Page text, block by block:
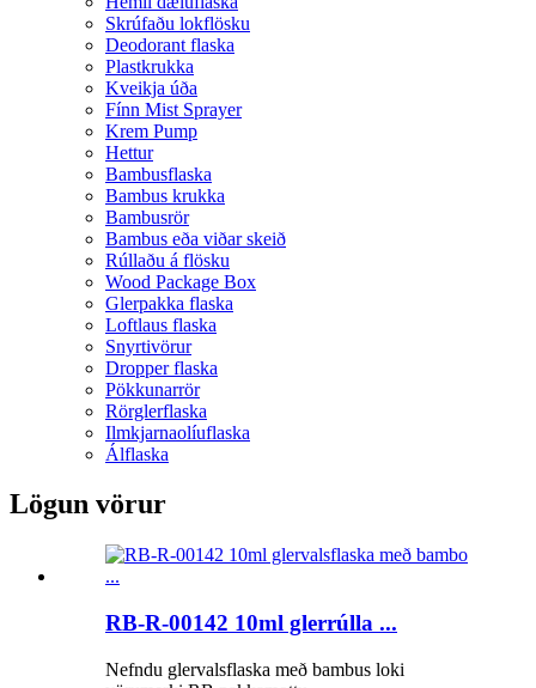
Skrúfaðu lokflösku
Deodorant flaska
Plastkrukka
Kveikja úða
Fínn Mist Sprayer
Krem Pump
Hettur
Bambusflaska
Bambus krukka
Bambusrör
Bambus eða viðar skeið
Rúllaðu á flösku
Wood Package Box
Glerpakka flaska
Loftlaus flaska
Snyrtivörur
Dropper flaska
Pökkunarrör
Rörglerflaska
Ilmkjarnaolíuflaska
Álflaska
Lögun vörur
RB-R-00142 10ml glerrúlla ...
Nefndu glervalsflaska með bambus loki